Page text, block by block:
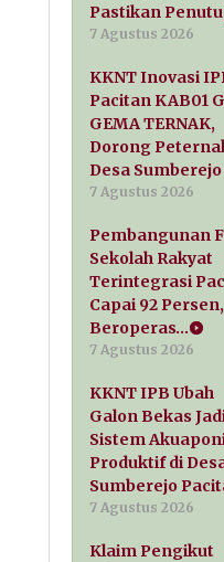
Pastikan
7 Agustus 2026
KKNT Inovasi
Pacitan KAB01
GEMA TERNAK,
Dorong
Desa
7 Agustus 2026
Pembangunan
Sekolah Rakyat
Terintegrasi
Capai 92
Beroperas…
7 Agustus 2026
KKNT IPB Ubah
Galon Bekas
Sistem
Produktif di
Sumberejo
7 Agustus 2026
Klaim Pengikut